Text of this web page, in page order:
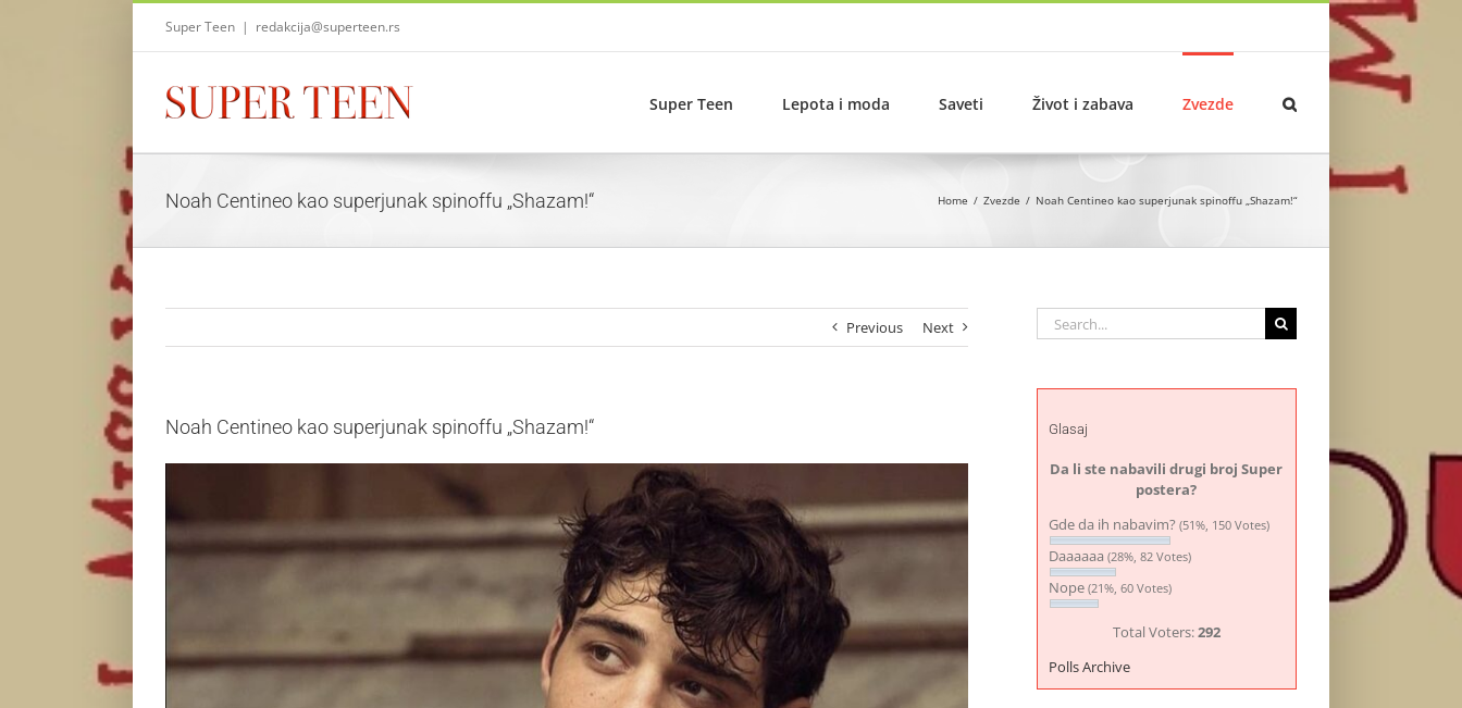
Super Teen | redakcija@superteen.rs
Super Teen Lepota i moda Saveti Život i zabava Zvezde
Noah Centineo kao superjunak spinoffu „Shazam!“ Home Zvezde Noah Centineo kao superjunak spinoffu „Shazam!“
Previous Next
Noah Centineo kao superjunak spinoffu „Shazam!“
Search
for:
Glasaj
Da li ste nabavili drugi broj Super
postera?
Gde da ih nabavim? (51%, 150 Votes)
Daaaaaa (28%, 82 Votes)
Nope (21%, 60 Votes)
Total Voters:292
Polls Archive